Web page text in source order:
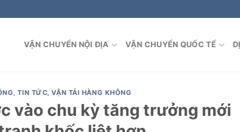
VẬN CHUYỂN NỘI ĐỊA VẬN CHUYỂN QUỐC TẾ
,TIN TỨC,VẬN TẢI HÀNG KHÔNG
vào chu kỳ tăng trưởng mới